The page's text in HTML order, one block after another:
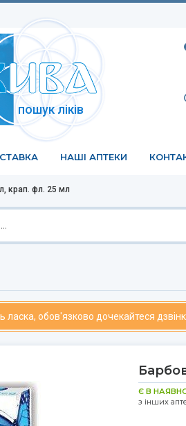
пошук ліків
НАШІ АПТЕКИ
крап. фл. 25 мл
ласка, обов'язково дочекайтеся
Є В
з інших